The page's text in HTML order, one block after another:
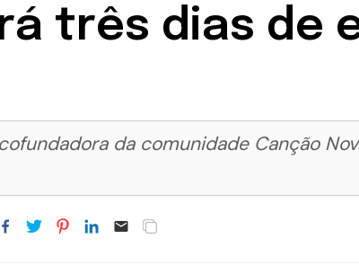
três dias de
da comunidade Canção